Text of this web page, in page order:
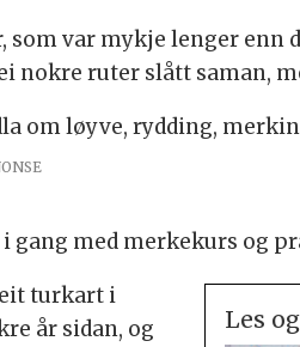
var mykje lenger enn
nokre ruter slått saman,
om løyve, rydding,
gang med merkekurs og
Les
turkart i
år sidan, og